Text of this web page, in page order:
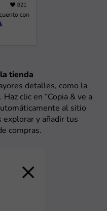
tienda
detalles, como la
clic en “Copia & ve a
al sitio
explorar y añadir tus
compras.